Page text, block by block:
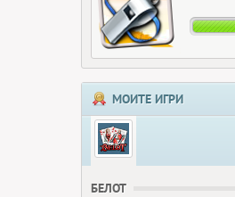
МОИТЕ ИГРИ
БЕЛОТ